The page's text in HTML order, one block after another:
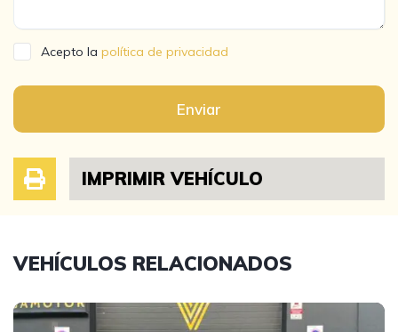
Acepto la política de privacidad
Enviar
IMPRIMIR VEHÍCULO
VEHÍCULOS RELACIONADOS